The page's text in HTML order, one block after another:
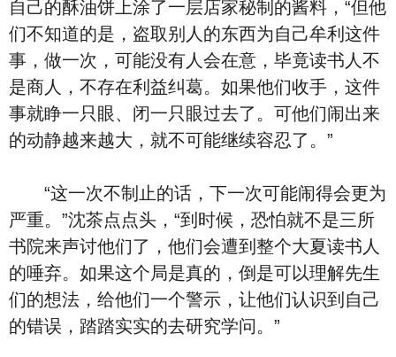
自己的酥油饼上涂了一层店家秘制的酱料，“但他
们不知道的是，盗取别人的东西为自己牟利这件
事，做一次，可能没有人会在意，毕竟读书人不
是商人，不存在利益纠葛。如果他们收手，这件
事就睁一只眼、闭一只眼过去了。可他们闹出来
的动静越来越大，就不可能继续容忍了。”
“这一次不制止的话，下一次可能闹得会更为
严重。”沈茶点点头，“到时候，恐怕就不是三所
书院来声讨他们了，他们会遭到整个大夏读书人
的唾弃。如果这个局是真的，倒是可以理解先生
们的想法，给他们一个警示，让他们认识到自己
的错误，踏踏实实的去研究学问。”